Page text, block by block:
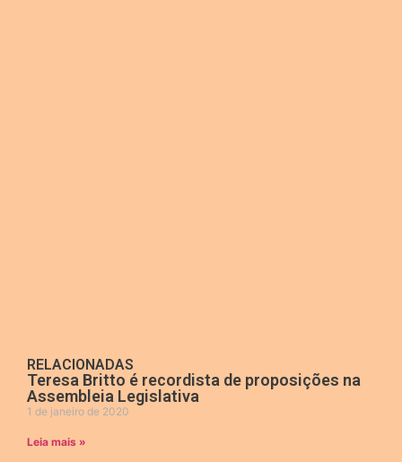
RELACIONADAS
Teresa Britto é recordista de proposições na
Assembleia Legislativa
1 de janeiro de 2020
Leia mais »